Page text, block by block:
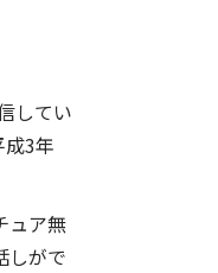
してい
3年
ュア無
しがで